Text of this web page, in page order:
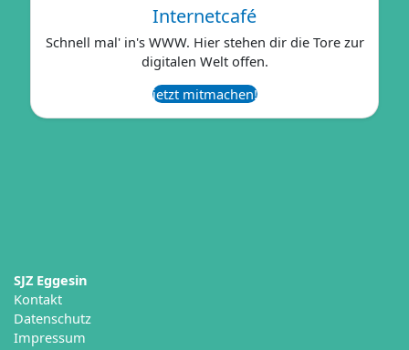
Internetcafé
Schnell mal' in's WWW. Hier stehen dir die Tore zur
digitalen Welt offen.
jetzt mitmachen!
Kontakt
Datenschutz
Impressum